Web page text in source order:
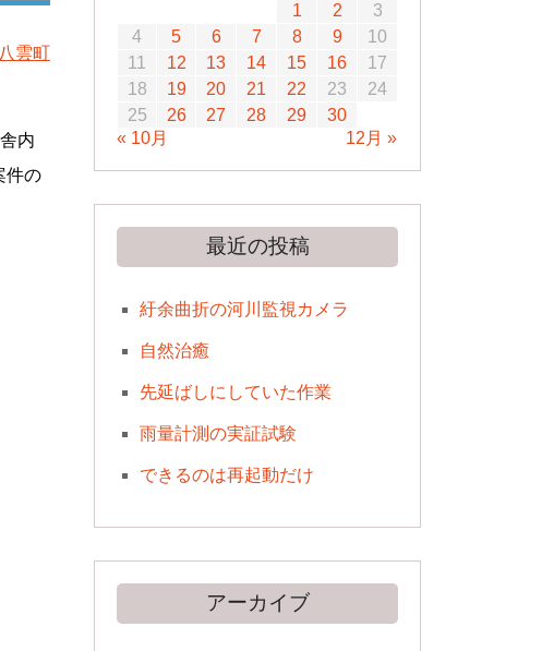
八雲町
内
件の
1 2
3
4
5 6 7 8 9
10
11
12 13 14 15 16
17
18
19 20 21 22 23
24
25
26 27 28 29
30
« 10月
12月 »
最近の投稿
紆余曲折の河川監視カメラ
自然治癒
先延ばしにしていた作業
雨量計測の実証試験
できるのは再起動だけ
アーカイブ